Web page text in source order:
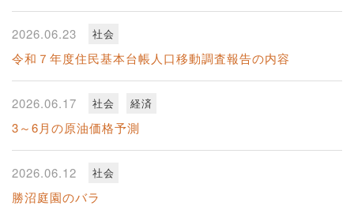
2026.06.23 社会
令和７年度住民基本台帳人口移動調査報告の内容
2026.06.17 社会 経済
3～6月の原油価格予測
2026.06.12 社会
勝沼庭園のバラ